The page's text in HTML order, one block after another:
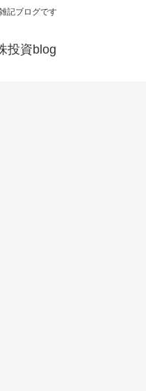
記ブログです
投資blog